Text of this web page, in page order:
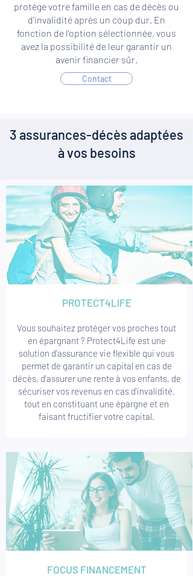
protège votre famille en cas de décès ou
d'invalidité après un coup dur. En
fonction de l'option sélectionnée, vous
avez la possibilité de leur garantir un
avenir financier sûr.
Contact
3 assurances-décès adaptées
à vos besoins
PROTECT4LIFE
Vous souhaitez protéger vos proches tout
en épargnant ? Protect4Life est une
solution d'assurance vie flexible qui vous
permet de garantir un capital en cas de
décès, d'assurer une rente à vos enfants, de
sécuriser vos revenus en cas d'invalidité,
tout en constituant une épargne et en
faisant fructifier votre capital.
FOCUS FINANCEMENT